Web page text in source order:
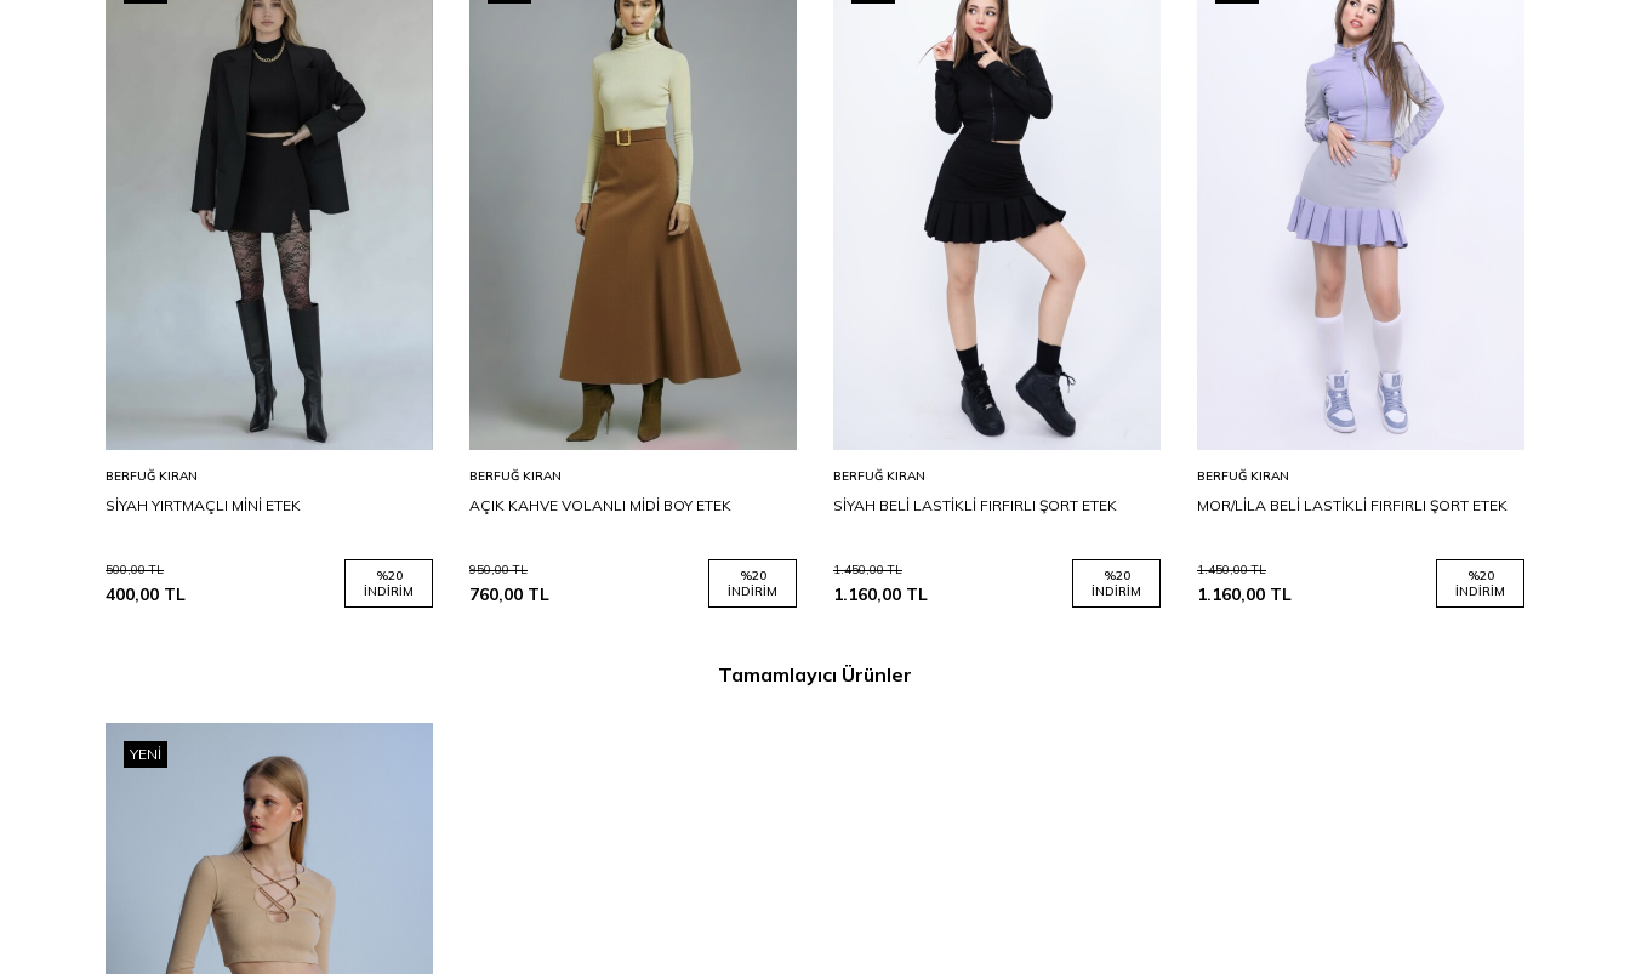
BERFUĞ KIRAN
SİYAH YIRTMAÇLI MİNİ ETEK
500,00TL
400,00 TL
%20
İNDIRIM
BERFUĞ KIRAN
AÇIK KAHVE VOLANLI MİDİ BOY ETEK
950,00TL
760,00 TL
%20
İNDIRIM
BERFUĞ KIRAN
SİYAH BELİ LASTİKLİ FIRFIRLI ŞORT ETEK
1.450,00TL
1.160,00 TL
%20
İNDIRIM
BERFUĞ KIRAN
MOR/LİLA BELİ LASTİKLİ FIRFIRLI ŞORT ETEK
1.450,00TL
1.160,00 TL
%20
İNDIRIM
Tamamlayıcı Ürünler
YENI